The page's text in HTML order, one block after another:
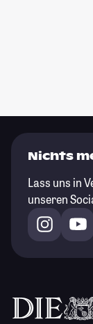
Nichts
Lass uns in
unseren